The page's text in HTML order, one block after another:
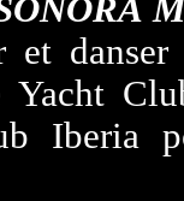
et
Iberia